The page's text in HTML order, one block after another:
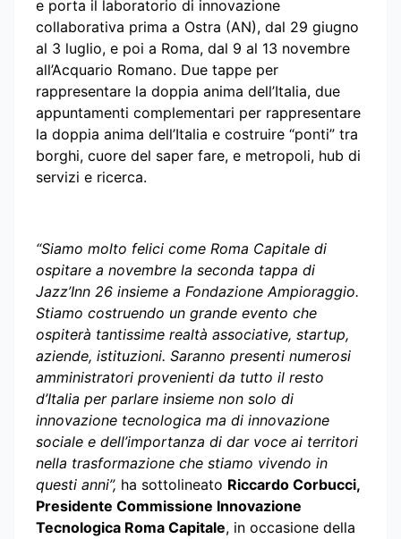
e porta il laboratorio di innovazione
collaborativa prima a Ostra (AN), dal 29 giugno
al 3 luglio, e poi a Roma, dal 9 al 13 novembre
all’Acquario Romano. Due tappe per
rappresentare la doppia anima dell’Italia, due
appuntamenti complementari per rappresentare
la doppia anima dell’Italia e costruire “ponti” tra
borghi, cuore del saper fare, e metropoli, hub di
servizi e ricerca.
“Siamo molto felici come Roma Capitale di
ospitare a novembre la seconda tappa di
Jazz’Inn 26 insieme a Fondazione Ampioraggio.
Stiamo costruendo un grande evento che
ospiterà tantissime realtà associative, startup,
aziende, istituzioni. Saranno presenti numerosi
amministratori provenienti da tutto il resto
d’Italia per parlare insieme non solo di
innovazione tecnologica ma di innovazione
sociale e dell’importanza di dar voce ai territori
nella trasformazione che stiamo vivendo in
questi anni”, ha sottolineato Riccardo Corbucci,
Presidente Commissione Innovazione
Tecnologica Roma Capitale, in occasione della